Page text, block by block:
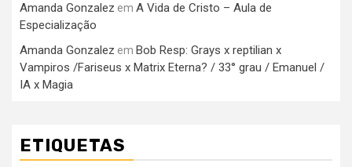
Amanda Gonzalez em A Vida de Cristo – Aula de
Especialização
Amanda Gonzalez em Bob Resp: Grays x reptilian x
Vampiros /Fariseus x Matrix Eterna? / 33° grau / Emanuel /
IA x Magia
ETIQUETAS